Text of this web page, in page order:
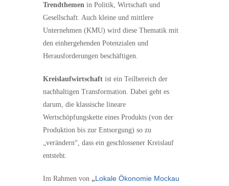
Trendthemen in Politik, Wirtschaft und
Gesellschaft. Auch kleine und mittlere
Unternehmen (KMU) wird diese Thematik mit
den einhergehenden Potenzialen und
Herausforderungen beschäftigen.
Kreislaufwirtschaft ist ein Teilbereich der
nachhaltigen Transformation. Dabei geht es
darum, die klassische lineare
Wertschöpfungskette eines Produkts (von der
Produktion bis zur Entsorgung) so zu
„verändern“, dass ein geschlossener Kreislauf
entsteht.
Im Rahmen von „Lokale Ökonomie Mockau